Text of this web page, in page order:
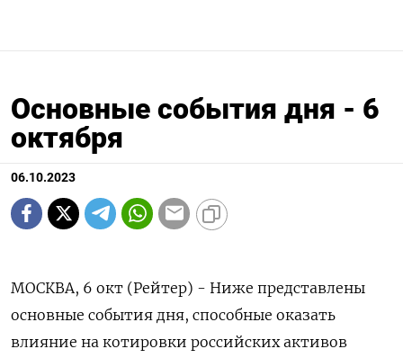
Основные события дня - 6
октября
06.10.2023
МОСКВА, 6 окт (Рейтер) - Ниже представлены
основные события дня, способные оказать
влияние на котировки российских активов